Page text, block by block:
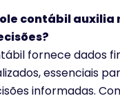
contábil auxilia
fornece dados
essenciais
informadas.